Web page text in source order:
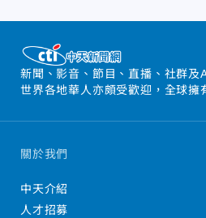
新聞、影音、節目、直播、社群及
世界各地華人亦頗受歡迎，全球擁
關於我們
中天介紹
人才招募